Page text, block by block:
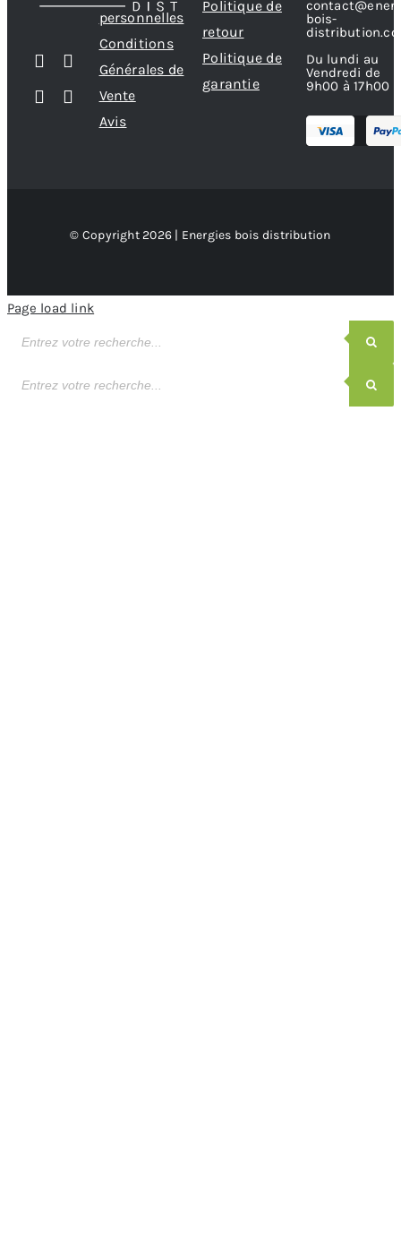
personnelles
Conditions
Générales de
Vente
Avis
Politique de
retour
Politique de
garantie
bois-
Du lundi au
Vendredi de
9h00 à 17h00
© Copyright 2026 | Energies bois distribution
Page load link
de
de